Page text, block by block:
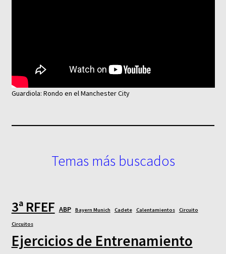
Guardiola: Rondo en el Manchester City
Temas más buscados
3ª RFEF ABP Bayern Munich Cadete Calentamientos Circuito
Circuitos
Ejercicios de Entrenamiento